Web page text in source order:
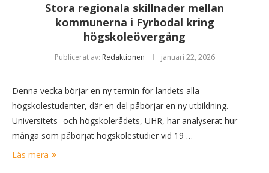
Stora regionala skillnader mellan
kommunerna i Fyrbodal kring
högskoleövergång
Publicerat av: Redaktionen januari 22, 2026
Denna vecka börjar en ny termin för landets alla
högskolestudenter, där en del påbörjar en ny utbildning.
Universitets- och högskolerådets, UHR, har analyserat hur
många som påbörjat högskolestudier vid 19 …
Läs mera